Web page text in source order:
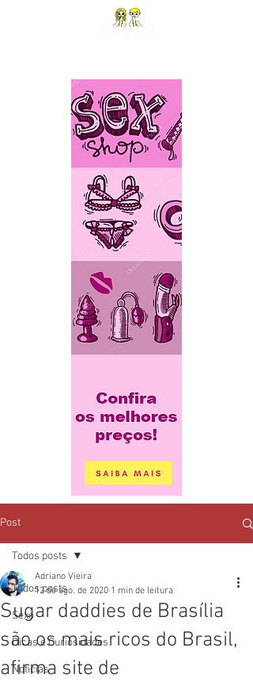
Post
Todos posts
Sexo
Dicas e Curiosidades
Noticias
Todos posts
Sugar daddies de Brasília
são os mais ricos do Brasil,
afirma site de
Adriano Vieira
12 de ago. de 2020 1 min de leitura